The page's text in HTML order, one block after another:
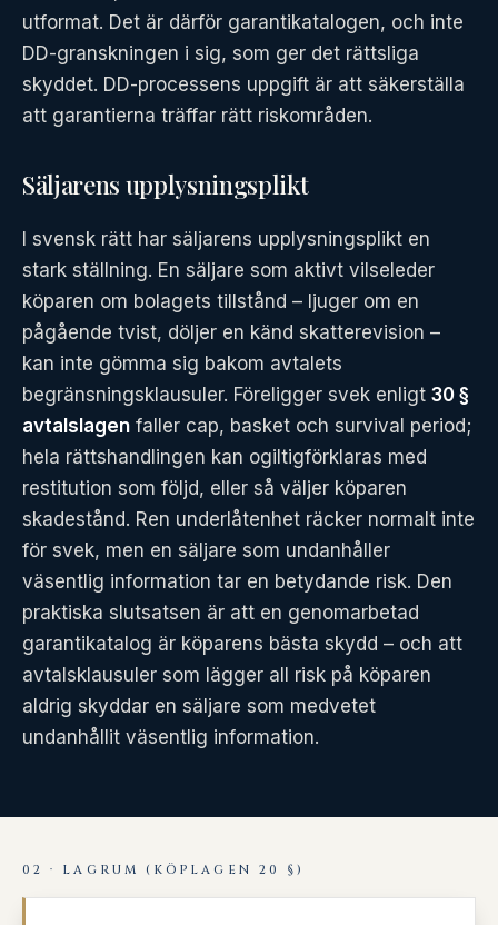
utformat. Det är därför garantikatalogen, och inte
DD-granskningen i sig, som ger det rättsliga
skyddet. DD-processens uppgift är att säkerställa
att garantierna träffar rätt riskområden.
Säljarens upplysningsplikt
I svensk rätt har säljarens upplysningsplikt en
stark ställning. En säljare som aktivt vilseleder
köparen om bolagets tillstånd – ljuger om en
pågående tvist, döljer en känd skatterevision –
kan inte gömma sig bakom avtalets
begränsningsklausuler. Föreligger svek enligt 30 §
avtalslagen faller cap, basket och survival period;
hela rättshandlingen kan ogiltigförklaras med
restitution som följd, eller så väljer köparen
skadestånd. Ren underlåtenhet räcker normalt inte
för svek, men en säljare som undanhåller
väsentlig information tar en betydande risk. Den
praktiska slutsatsen är att en genomarbetad
garantikatalog är köparens bästa skydd – och att
avtalsklausuler som lägger all risk på köparen
aldrig skyddar en säljare som medvetet
undanhållit väsentlig information.
02 · LAGRUM (KÖPLAGEN 20 §)